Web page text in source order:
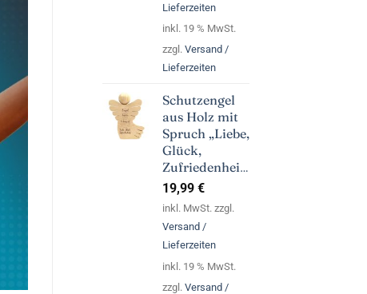
Lieferzeiten
inkl. 19 % MwSt.
zzgl. Versand /
Lieferzeiten
Schutzengel
aus Holz mit
Spruch „Liebe,
Glück,
Zufriedenheit“
19,99 €
inkl. MwSt. zzgl.
Versand /
Lieferzeiten
inkl. 19 % MwSt.
zzgl. Versand /